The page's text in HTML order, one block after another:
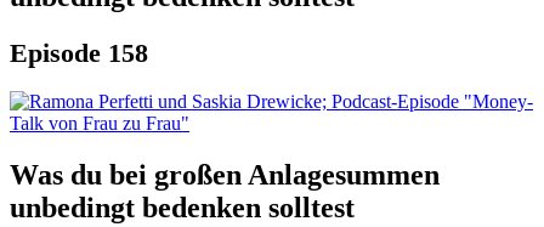
Episode 158
Was du bei großen Anlagesummen
unbedingt bedenken solltest